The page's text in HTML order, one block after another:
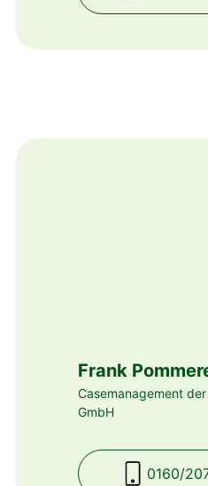
Frank
Casemanagement
GmbH
0160/